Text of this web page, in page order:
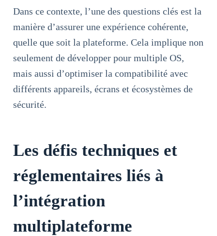
Dans ce contexte, l’une des questions clés est la
manière d’assurer une expérience cohérente,
quelle que soit la plateforme. Cela implique non
seulement de développer pour multiple OS,
mais aussi d’optimiser la compatibilité avec
différents appareils, écrans et écosystèmes de
sécurité.
Les défis techniques et
réglementaires liés à
l’intégration
multiplateforme